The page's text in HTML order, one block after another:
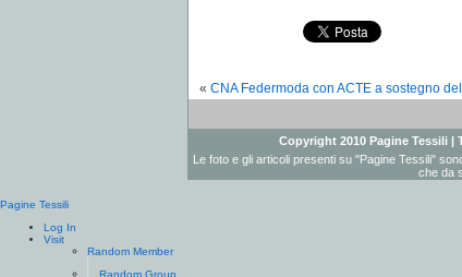
« CNA Federmoda con ACTE a sostegno
Copyright 2010 Pagine Tessili |
Le foto e gli articoli presenti su "Pagine Tessili"
che da
Pagine Tessili
Log In
Visit
Random Member
Random Group